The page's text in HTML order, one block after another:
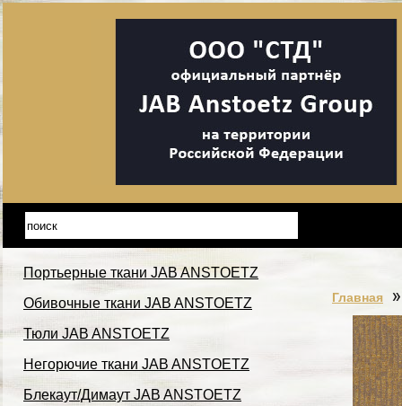
Портьерные ткани JAB ANSTOETZ
Обивочные ткани JAB ANSTOETZ
Тюли JAB ANSTOETZ
Негорючие ткани JAB ANSTOETZ
Блекаут/Димаут JAB ANSTOETZ
Главная